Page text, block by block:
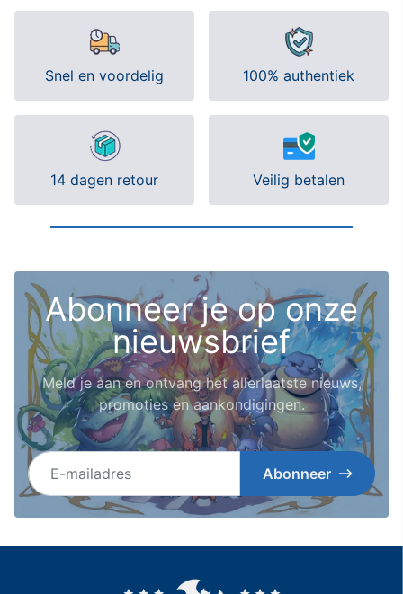
Snel en voordelig 100% authentiek
14 dagen retour Veilig betalen
Abonneer je op onze
nieuwsbrief
Meld je aan en ontvang het allerlaatste nieuws,
promoties en aankondigingen.
E-mailadres
Abonneer